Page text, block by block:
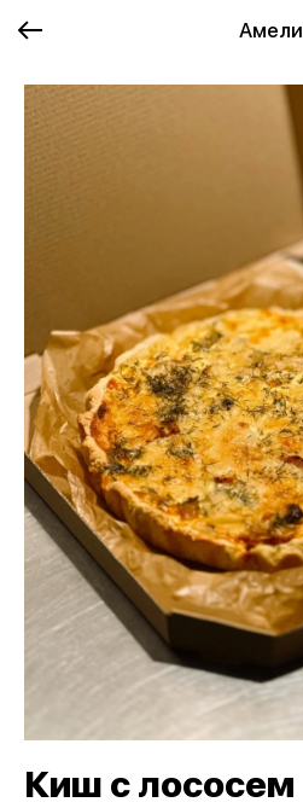
Амели
Киш с лососем